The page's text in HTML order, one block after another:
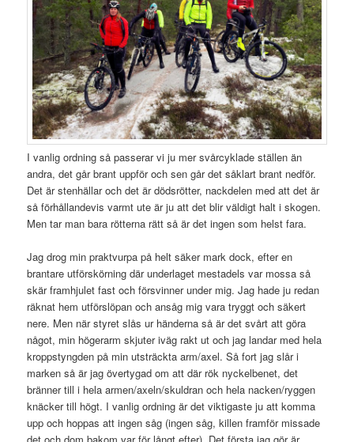
I vanlig ordning så passerar vi ju mer svårcyklade ställen än
andra, det går brant uppför och sen går det såklart brant nedför.
Det är stenhällar och det är dödsrötter, nackdelen med att det är
så förhållandevis varmt ute är ju att det blir väldigt halt i skogen.
Men tar man bara rötterna rätt så är det ingen som helst fara.
Jag drog min praktvurpa på helt säker mark dock, efter en
brantare utförskörning där underlaget mestadels var mossa så
skär framhjulet fast och försvinner under mig. Jag hade ju redan
räknat hem utförslöpan och ansåg mig vara tryggt och säkert
nere. Men när styret slås ur händerna så är det svårt att göra
något, min högerarm skjuter iväg rakt ut och jag landar med hela
kroppstyngden på min utsträckta arm/axel. Så fort jag slår i
marken så är jag övertygad om att där rök nyckelbenet, det
bränner till i hela armen/axeln/skuldran och hela nacken/ryggen
knäcker till högt. I vanlig ordning är det viktigaste ju att komma
upp och hoppas att ingen såg (ingen såg, killen framför missade